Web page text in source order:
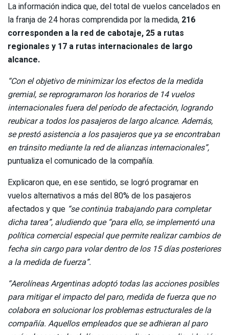
La información indica que, del total de vuelos cancelados en
la franja de 24 horas comprendida por la medida, 216
corresponden a la red de cabotaje, 25 a rutas
regionales y 17 a rutas internacionales de largo
alcance.
“Con el objetivo de minimizar los efectos de la medida
gremial, se reprogramaron los horarios de 14 vuelos
internacionales fuera del período de afectación, logrando
reubicar a todos los pasajeros de largo alcance. Además,
se prestó asistencia a los pasajeros que ya se encontraban
en tránsito mediante la red de alianzas internacionales”,
puntualiza el comunicado de la compañía.
Explicaron que, en ese sentido, se logró programar en
vuelos alternativos a más del 80% de los pasajeros
afectados y que “se continúa trabajando para completar
dicha tarea”, aludiendo que “para ello, se implementó una
política comercial especial que permite realizar cambios de
fecha sin cargo para volar dentro de los 15 días posteriores
a la medida de fuerza”.
“Aerolíneas Argentinas adoptó todas las acciones posibles
para mitigar el impacto del paro, medida de fuerza que no
colabora en solucionar los problemas estructurales de la
compañía. Aquellos empleados que se adhieran al paro